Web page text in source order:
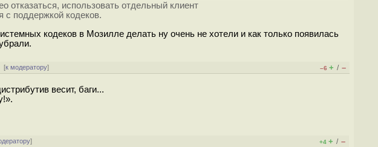
отказаться, использовать отдельный клиент
с поддержкой кодеков.
кодеков в Мозилле делать ну очень не хотели и как только появилась
[к модератору] –6 + / –
весит, баги...
] +4 + / –